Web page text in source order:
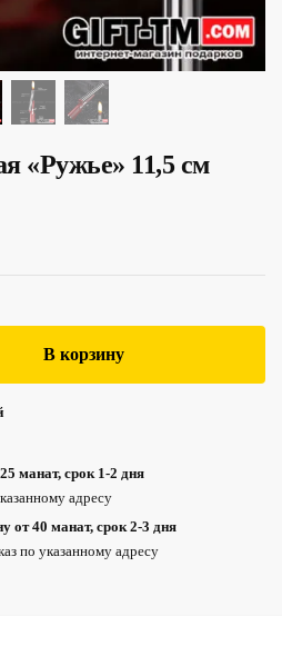
«Ружье» 11,5 см
В корзину
манат, срок 1-2 дня
адресу
от 40 манат, срок 2-3 дня
по указанному адресу